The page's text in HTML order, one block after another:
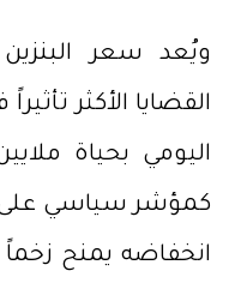
ويُعد سعر
القضايا الأكثر
اليومي بحياة
كمؤشر سياسي على
انخفاضه يمنح زخماً